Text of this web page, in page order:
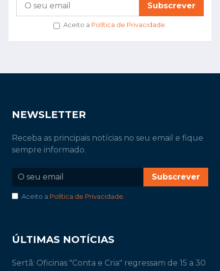
Subscrever
Aceito a Política de Privacidade
NEWSLETTER
Receba as principais notícias no seu email e fique
sempre informado.
Subscrever
Aceito a Política de Privacidade
ÚLTIMAS NOTÍCIAS
Sertã: Oficinas "Conta e Cria" regressam de 15 a 30